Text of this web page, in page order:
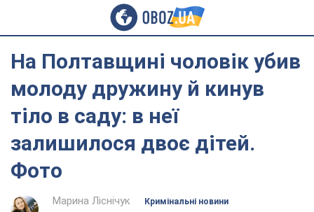
На Полтавщині чоловік убив
молоду дружину й кинув
тіло в саду: в неї
залишилося двоє дітей.
Фото
Марина Ліснічук
Кримінальні новини